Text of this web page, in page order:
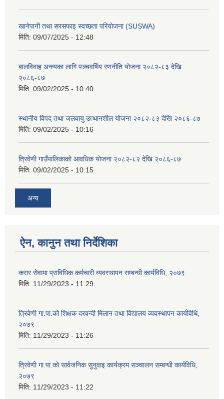
खानेपानी तथा सरसफाइ स्वच्छता परियोजना (SUSWA)
मिति: 09/07/2025 - 12:48
बालविवाह अन्त्यका लागि पञ्चवर्षिय रणनीति योजना २०८२-८३ देखि
२०८६-८७
मिति: 09/02/2025 - 10:40
स्थानीय विपद् तथा जलवायु उत्थानशील योजना २०८२-८३ देखि २०८६-८७
मिति: 09/02/2025 - 10:16
त्रिवेणी गाउँपालिकाको आवधिक योजना २०८२-८२ देखि २०८६-८७
मिति: 09/02/2025 - 10:15
अन्य
ऐन, कानुन तथा निर्देशिका
करार सेवामा प्राविधिक कर्मचारी व्यवस्थापन सम्बन्धी कार्यविधि, २०७९
मिति: 11/29/2023 - 11:29
त्रिवेणी गा.पा.को शिक्षक दरवन्दी मिलान तथा विद्यालय व्यवस्थापन कार्यविधि,
२०७९
मिति: 11/29/2023 - 11:26
त्रिवेणी गा.पा.को सार्वजनिक सुनुवाइ कार्यक्रम सञ्चालन सम्बन्धी कार्यविधि,
२०७९
मिति: 11/29/2023 - 11:22